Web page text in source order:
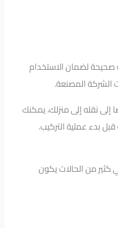
صحيحة لضمان الاستخدام
الشركة المصنعة.
إلى نقله إلى منزلك، يمكنك
قبل بدء عملية التركيب.
كثير من الحالات يكون